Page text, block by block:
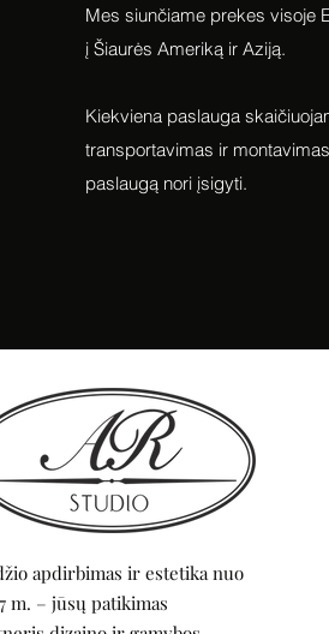
Mes siunčiame prekes visoje
į Šiaurės Ameriką ir Aziją.
Kiekviena paslauga
transportavimas ir
paslaugą nori įsigyti.
apdirbimas ir estetika nuo
m. – jūsų patikimas